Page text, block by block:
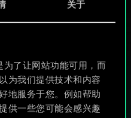
关于
了让网站功能可用，而
为我们提供技术和内容
地服务于您。例如帮助
供一些您可能会感兴趣
OF GWENT?
载游玩